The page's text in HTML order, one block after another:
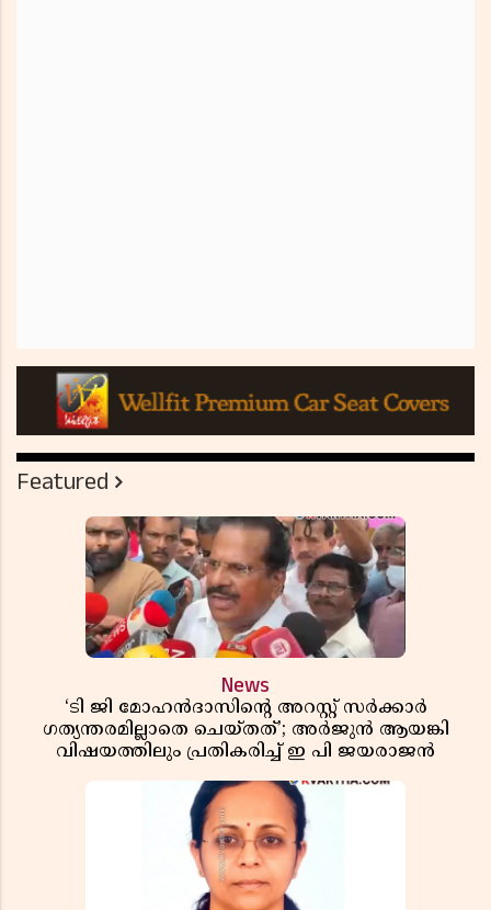
Featured
News
‘ടി ജി മോഹൻദാസിൻ്റെ അറസ്റ്റ് സർക്കാർ
ഗത്യന്തരമില്ലാതെ ചെയ്തത്’; അർജുൻ ആയങ്കി
വിഷയത്തിലും പ്രതികരിച്ച് ഇ പി ജയരാജൻ